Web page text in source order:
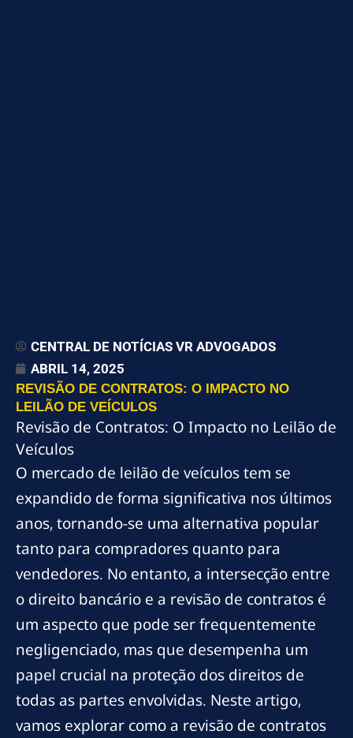
CENTRAL DE NOTÍCIAS VR ADVOGADOS
ABRIL 14, 2025
REVISÃO DE CONTRATOS: O IMPACTO NO
LEILÃO DE VEÍCULOS
Revisão de Contratos: O Impacto no Leilão de
Veículos
O mercado de leilão de veículos tem se
expandido de forma significativa nos últimos
anos, tornando-se uma alternativa popular
tanto para compradores quanto para
vendedores. No entanto, a intersecção entre
o direito bancário e a revisão de contratos é
um aspecto que pode ser frequentemente
negligenciado, mas que desempenha um
papel crucial na proteção dos direitos de
todas as partes envolvidas. Neste artigo,
vamos explorar como a revisão de contratos